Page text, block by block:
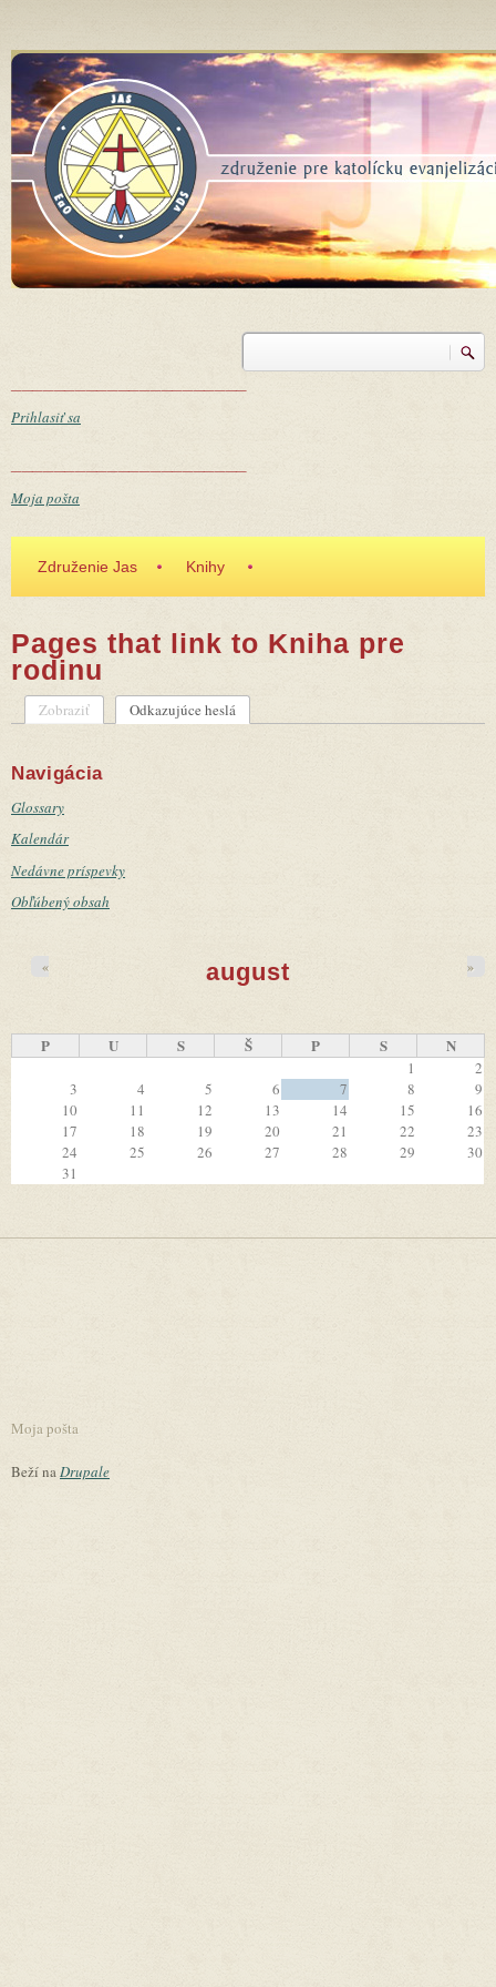
Vyhľadávanie
Prihlasiť sa
Moja pošta
Združenie Jas Knihy
Pages that link to Kniha pre
rodinu
Zobraziť Odkazujúce heslá(aktívna karta)
Navigácia
Glossary
Kalendár
Nedávne príspevky
Obľúbený obsah
august
« »
P U S Š P S N
1
2
3
4 5 6 7 8
9
10
11 12 13 14 15
16
17
18 19 20 21 22
23
24
25 26 27 28 29
30
31
Moja pošta
Beží na Drupale